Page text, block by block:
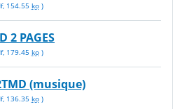
, 154.55 ko)
2 PAGES
, 179.45 ko)
(musique)
, 136.35 ko)